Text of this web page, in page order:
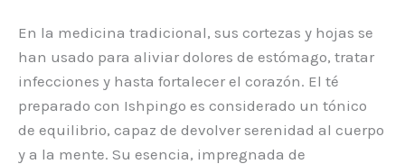
En la medicina tradicional, sus cortezas y hojas se
han usado para aliviar dolores de estómago, tratar
infecciones y hasta fortalecer el corazón. El té
preparado con Ishpingo es considerado un tónico
de equilibrio, capaz de devolver serenidad al cuerpo
y a la mente. Su esencia, impregnada de